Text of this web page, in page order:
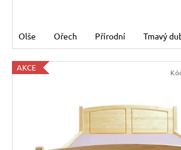
Olše Ořech Přírodní Tmavý
AKCE